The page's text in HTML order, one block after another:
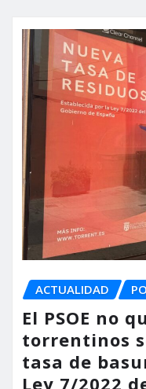
ACTUALIDAD
El PSOE no
torrentinos
tasa de
Ley 7/2022